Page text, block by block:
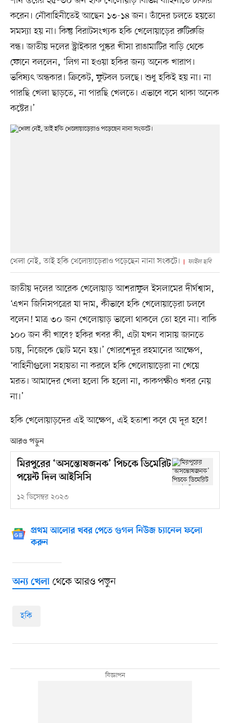
করেন। নৌবাহিনীতেই আছেন ১৩-১৪ জন। তাঁদের চলতে হয়তো
সমস্যা হয় না। কিন্তু বিরাটসংখ্যক হকি খেলোয়াড়ের রুটিরুজি
বন্ধ। জাতীয় দলের স্ট্রাইকার পুষ্কর খীসা রাঙামাটির বাড়ি থেকে
ফোনে বললেন, ‘লিগ না হওয়া হকির জন্য অনেক খারাপ।
ভবিষ্যৎ অন্ধকার। ক্রিকেট, ফুটবল চলছে। শুধু হকিই হয় না। না
পারছি খেলা ছাড়তে, না পারছি খেলতে। এভাবে বসে থাকা অনেক
কষ্টের।’
খেলা নেই, তাই হকি খেলোয়াড়েরাও পড়েছেন নানা সংকটে। ফাইল ছবি
জাতীয় দলের আরেক খেলোয়াড় আশরাফুল ইসলামের দীর্ঘশ্বাস,
‘এখন জিনিসপত্রের যা দাম, কীভাবে হকি খেলোয়াড়েরা চলবে
বলেন! মাত্র ৩০ জন খেলোয়াড় ভালো থাকলে তো হবে না। বাকি
১০০ জন কী খাবে? হকির খবর কী, এটা যখন বাসায় জানতে
চায়, নিজেকে ছোট মনে হয়।’ খোরশেদুর রহমানের আক্ষেপ,
‘বাহিনীগুলো সহায়তা না করলে হকি খেলোয়াড়েরা না খেয়ে
মরত। আমাদের খেলা হলো কি হলো না, কাকপক্ষীও খবর নেয়
না।’
হকি খেলোয়াড়দের এই আক্ষেপ, এই হতাশা কবে যে দূর হবে!
আরও পড়ুন
মিরপুরের ‘অসন্তোষজনক’ পিচকে ডিমেরিট
পয়েন্ট দিল আইসিসি
১২ ডিসেম্বর ২০২৩
প্রথম আলোর খবর পেতে গুগল নিউজ চ্যানেল ফলো
করুন
অন্য খেলাথেকে আরও পড়ুন
হকি